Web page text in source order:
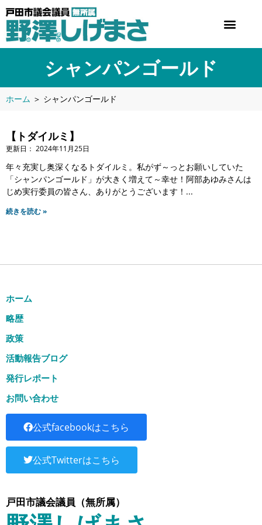
シャンパンゴールド
ホーム ＞ シャンパンゴールド
【トダイルミ】
2024年11月25日
年々充実し奥深くなるトダイルミ。私がず～っとお願いしていた
「シャンパンゴールド」が大きく増えて～幸せ！阿部あゆみさんは
じめ実行委員の皆さん、ありがとうございます！
続きを読む »
ホーム
略歴
政策
活動報告ブログ
発行レポート
お問い合わせ
公式facebookはこちら
公式Twitterはこちら
戸田市議会議員（無所属）